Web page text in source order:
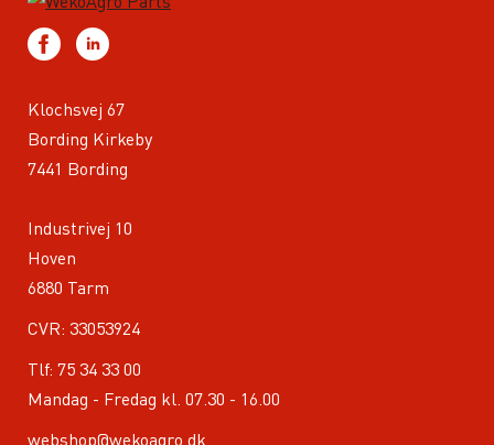
Klochsvej 67
Bording Kirkeby
7441 Bording
Industrivej 10
Hoven
6880 Tarm
CVR: 33053924
Tlf: 75 34 33 00
Mandag - Fredag kl. 07.30 - 16.00
webshop@wekoagro.dk